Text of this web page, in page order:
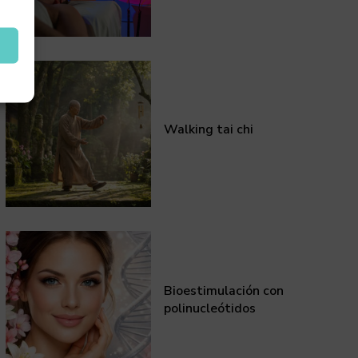
Walking tai chi
Bioestimulación con
polinucleótidos